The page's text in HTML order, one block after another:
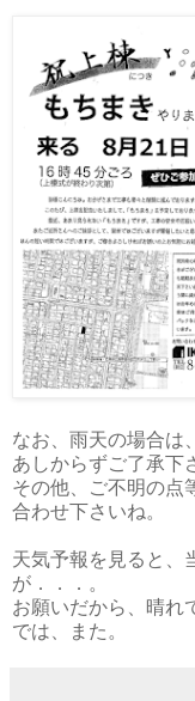
なお、雨天の場合は
あしからずご了承下
その他、ご不明の点
合わせ下さいね。
天気予報を見ると、
が．．．。
お願いだから、晴れ
では、また。